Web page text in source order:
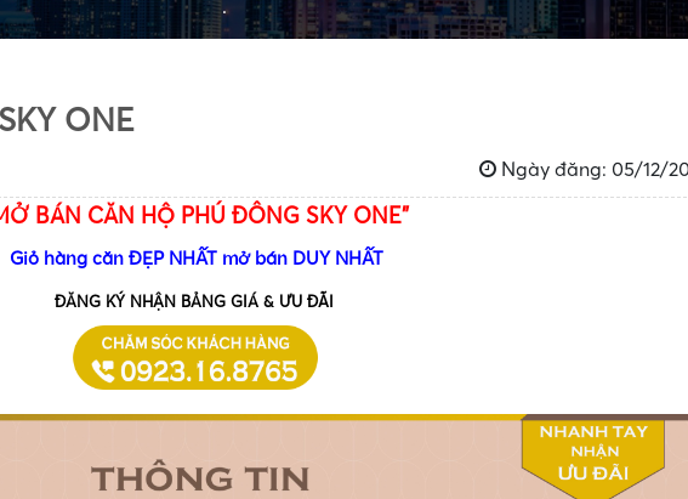
ONE
Ngày đăng: 05/12/
BÁN CĂN HỘ PHÚ ĐÔNG SKY ONE”
Giỏ hàng căn ĐẸP NHẤT mở bán DUY NHẤT
ĐĂNG KÝ NHẬN BẢNG GIÁ & ƯU ĐÃI